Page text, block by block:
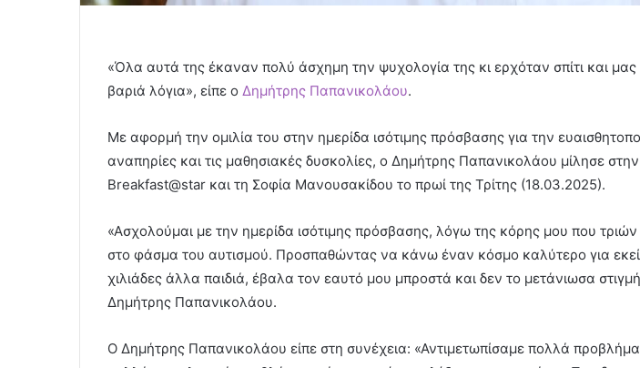
«Όλα αυτά της έκαναν πολύ άσχημη την ψυχολογία της κι ερχόταν σπίτι και
βαριά λόγια», είπε ο Δημήτρης Παπανικολάου.
Με αφορμή την ομιλία του στην ημερίδα ισότιμης πρόσβασης για την
αναπηρίες και τις μαθησιακές δυσκολίες, ο Δημήτρης Παπανικολάου μίλησε
Breakfast@star και τη Σοφία Μανουσακίδου το πρωί της Τρίτης (18.03.2025).
«Ασχολούμαι με την ημερίδα ισότιμης πρόσβασης, λόγω της κόρης μου που
στο φάσμα του αυτισμού. Προσπαθώντας να κάνω έναν κόσμο καλύτερο για
χιλιάδες άλλα παιδιά, έβαλα τον εαυτό μου μπροστά και δεν το μετάνιωσα
Δημήτρης Παπανικολάου.
Ο Δημήτρης Παπανικολάου είπε στη συνέχεια: «Αντιμετωπίσαμε πολλά